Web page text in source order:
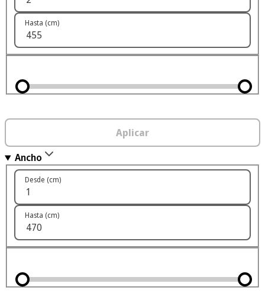
Hasta (cm)
Aplicar
Ancho
Desde (cm)
Hasta (cm)